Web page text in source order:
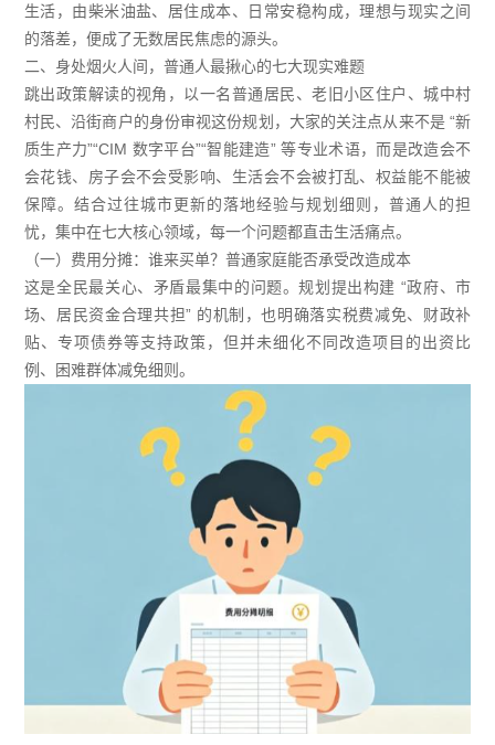
生活，由柴米油盐、居住成本、日常安稳构成，理想与现实之间
的落差，便成了无数居民焦虑的源头。
二、身处烟火人间，普通人最揪心的七大现实难题
跳出政策解读的视角，以一名普通居民、老旧小区住户、城中村
村民、沿街商户的身份审视这份规划，大家的关注点从来不是 “新
质生产力”“CIM 数字平台”“智能建造” 等专业术语，而是改造会不
会花钱、房子会不会受影响、生活会不会被打乱、权益能不能被
保障。结合过往城市更新的落地经验与规划细则，普通人的担
忧，集中在七大核心领域，每一个问题都直击生活痛点。
（一）费用分摊：谁来买单？普通家庭能否承受改造成本
这是全民最关心、矛盾最集中的问题。规划提出构建 “政府、市
场、居民资金合理共担” 的机制，也明确落实税费减免、财政补
贴、专项债券等支持政策，但并未细化不同改造项目的出资比
例、困难群体减免细则。